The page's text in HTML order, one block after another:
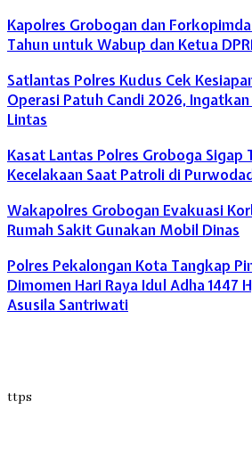
Kapolres Grobogan dan
Tahun untuk Wabup dan Ketua
Satlantas Polres Kudus Cek
Operasi Patuh Candi 2026,
Lintas
Kasat Lantas Polres Groboga Sigap
Kecelakaan Saat Patroli di
Wakapolres Grobogan Evakuasi
Rumah Sakit Gunakan Mobil Dinas
Polres Pekalongan Kota Tangkap
Dimomen Hari Raya Idul Adha 1447
Asusila Santriwati
ttps